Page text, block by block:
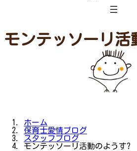
モンテッソーリ活
ホーム
保育士愛情ブログ
スタッフブログ
モンテッソーリ活動のようす?